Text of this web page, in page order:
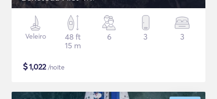
Veleiro
48 ft
15 m
6 3 3
$1,022/noite